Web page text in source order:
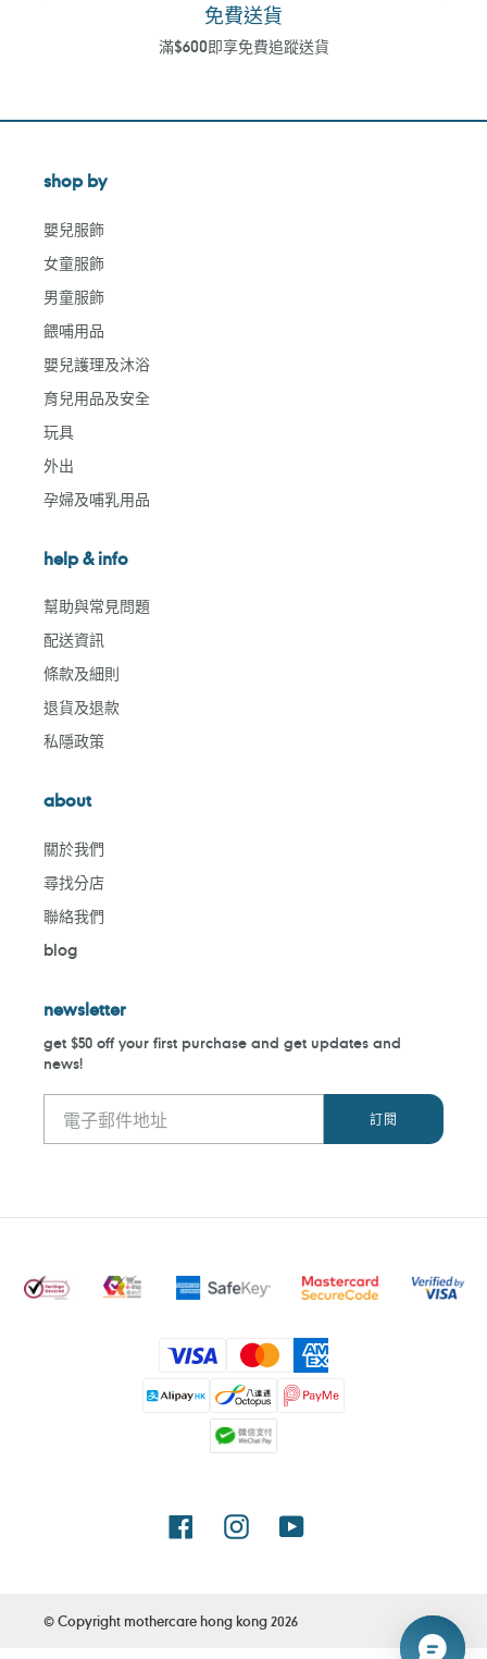
免費送貨
滿$600即享免費追蹤送貨
shop by
嬰兒服飾
女童服飾
男童服飾
餵哺用品
嬰兒護理及沐浴
育兒用品及安全
玩具
外出
孕婦及哺乳用品
help & info
幫助與常見問題
配送資訊
條款及細則
退貨及退款
私隱政策
about
關於我們
尋找分店
聯絡我們
blog
newsletter
get $50 off your first purchase and get updates and
news!
付
款
方
式
FacebookInstagramYouTube
© Copyright mothercare hong kong2026